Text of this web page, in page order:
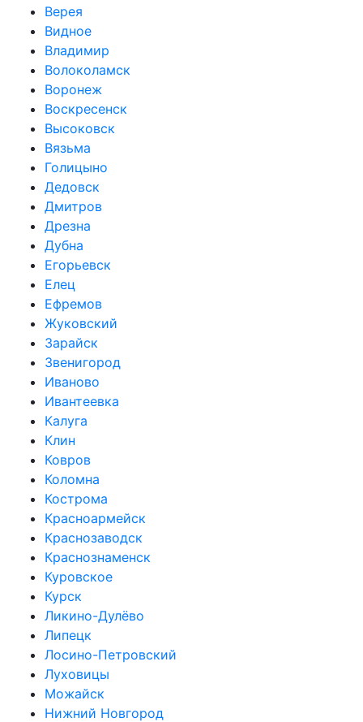
Верея
Видное
Владимир
Волоколамск
Воронеж
Воскресенск
Высоковск
Вязьма
Голицыно
Дедовск
Дмитров
Дрезна
Дубна
Егорьевск
Елец
Ефремов
Жуковский
Зарайск
Звенигород
Иваново
Ивантеевка
Калуга
Клин
Ковров
Коломна
Кострома
Красноармейск
Краснозаводск
Краснознаменск
Куровское
Курск
Ликино-Дулёво
Липецк
Лосино-Петровский
Луховицы
Можайск
Нижний Новгород